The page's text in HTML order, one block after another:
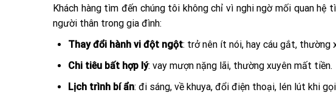
Khách hàng tìm đến chúng tôi không chỉ vì nghi ngờ mối quan
người thân trong gia đình:
Thay đổi hành vi đột ngột: trở nên ít nói, hay cáu gắt, thường
Chi tiêu bất hợp lý: vay mượn nặng lãi, thường xuyên mất tiền.
Lịch trình bí ẩn: đi sáng, về khuya, đổi điện thoại, lén lút khi